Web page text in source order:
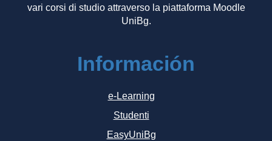
vari corsi di studio attraverso la piattaforma Moodle
UniBg.
Información
e-Learning
Studenti
EasyUniBg